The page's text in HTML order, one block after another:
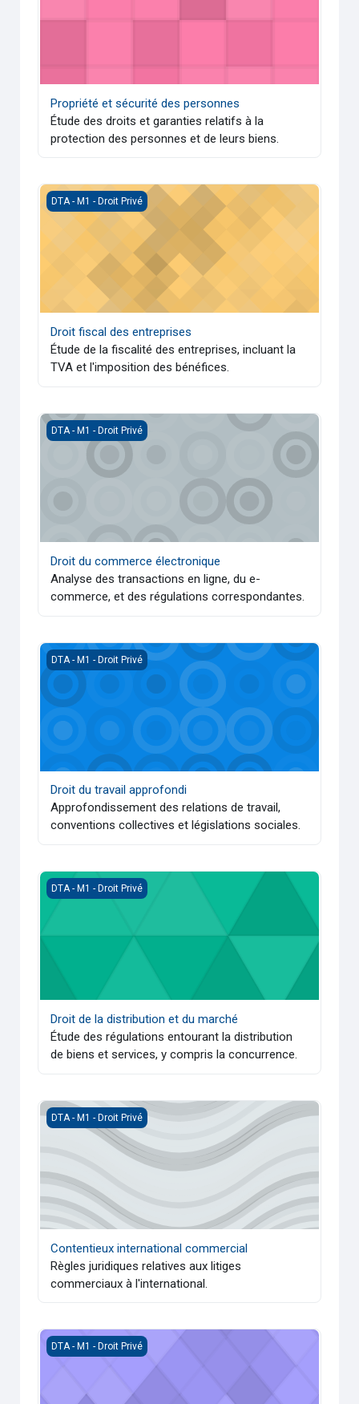
Propriété et sécurité des personnes
Étude des droits et garanties relatifs à la
protection des personnes et de leurs biens.
Droit fiscal des entreprises
DTA - M1 - Droit Privé
Droit fiscal des entreprises
Étude de la fiscalité des entreprises, incluant la
TVA et l'imposition des bénéfices.
Droit du commerce électronique
DTA - M1 - Droit Privé
Droit du commerce électronique
Analyse des transactions en ligne, du e-
commerce, et des régulations correspondantes.
Droit du travail approfondi
DTA - M1 - Droit Privé
Droit du travail approfondi
Approfondissement des relations de travail,
conventions collectives et législations sociales.
Droit de la distribution et du marché
DTA - M1 - Droit Privé
Droit de la distribution et du marché
Étude des régulations entourant la distribution
de biens et services, y compris la concurrence.
Contentieux international commercial
DTA - M1 - Droit Privé
Contentieux international commercial
Règles juridiques relatives aux litiges
commerciaux à l'international.
Arbitrage et modes alternatifs de règlement des conflits 2
DTA - M1 - Droit Privé